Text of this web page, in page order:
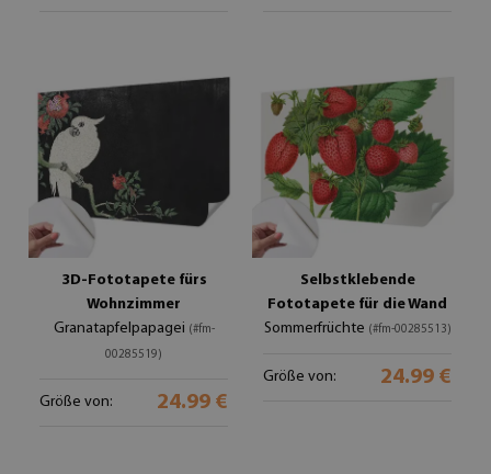
3D-Fototapete fürs
Wohnzimmer
Granatapfelpapagei (#fm-
00285519)
Größe von: 24.99 €
Selbstklebende
Fototapete für die Wand
Sommerfrüchte (#fm-00285513)
Größe von: 24.99 €